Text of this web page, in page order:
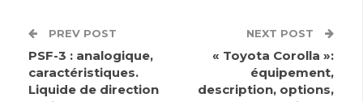
PREV POST
PSF-3 : analogique,
caractéristiques.
Liquide de direction
NEXT POST
« Toyota Corolla »:
équipement,
description, options,